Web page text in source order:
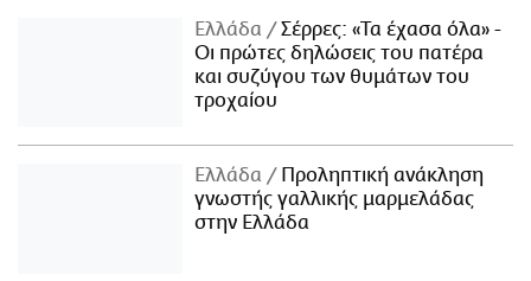
Ελλάδα
Σέρρες: «Τα έχασα όλα» -
Οι πρώτες δηλώσεις του πατέρα
και συζύγου των θυμάτων του
τροχαίου
Ελλάδα
Προληπτική ανάκληση
γνωστής γαλλικής μαρμελάδας
στην Ελλάδα